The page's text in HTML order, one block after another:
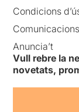
Condicions
Anuncia’t
Vull rebre la
novetats,